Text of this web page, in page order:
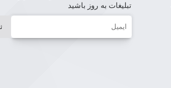
تبلیغات به روز باشید
ایمیل